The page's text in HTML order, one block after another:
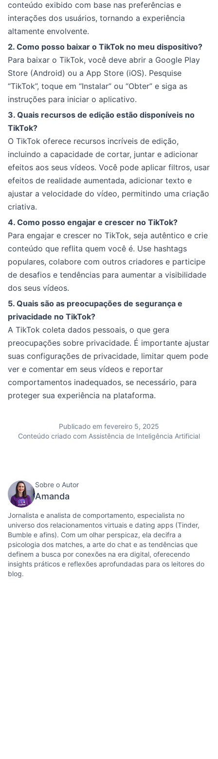
conteúdo exibido com base nas preferências e
interações dos usuários, tornando a experiência
altamente envolvente.
2. Como posso baixar o TikTok no meu dispositivo?
Para baixar o TikTok, você deve abrir a Google Play
Store (Android) ou a App Store (iOS). Pesquise
“TikTok”, toque em “Instalar” ou “Obter” e siga as
instruções para iniciar o aplicativo.
3. Quais recursos de edição estão disponíveis no
TikTok?
O TikTok oferece recursos incríveis de edição,
incluindo a capacidade de cortar, juntar e adicionar
efeitos aos seus vídeos. Você pode aplicar filtros, usar
efeitos de realidade aumentada, adicionar texto e
ajustar a velocidade do vídeo, permitindo uma criação
criativa.
4. Como posso engajar e crescer no TikTok?
Para engajar e crescer no TikTok, seja autêntico e crie
conteúdo que reflita quem você é. Use hashtags
populares, colabore com outros criadores e participe
de desafios e tendências para aumentar a visibilidade
dos seus vídeos.
5. Quais são as preocupações de segurança e
privacidade no TikTok?
A TikTok coleta dados pessoais, o que gera
preocupações sobre privacidade. É importante ajustar
suas configurações de privacidade, limitar quem pode
ver e comentar em seus vídeos e reportar
comportamentos inadequados, se necessário, para
proteger sua experiência na plataforma.
Publicado em fevereiro 5, 2025
Conteúdo criado com Assistência de Inteligência Artificial
Sobre o Autor
Amanda
Jornalista e analista de comportamento, especialista no
universo dos relacionamentos virtuais e dating apps (Tinder,
Bumble e afins). Com um olhar perspicaz, ela decifra a
psicologia dos matches, a arte do chat e as tendências que
definem a busca por conexões na era digital, oferecendo
insights práticos e reflexões aprofundadas para os leitores do
blog.